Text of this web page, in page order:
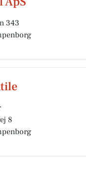
343
8